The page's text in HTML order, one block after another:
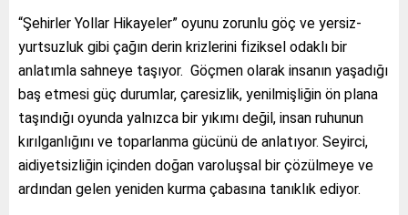
“Şehirler Yollar Hikayeler” oyunu zorunlu göç ve yersiz-
yurtsuzluk gibi çağın derin krizlerini fiziksel odaklı bir
anlatımla sahneye taşıyor. Göçmen olarak insanın yaşadığı
baş etmesi güç durumlar, çaresizlik, yenilmişliğin ön plana
taşındığı oyunda yalnızca bir yıkımı değil, insan ruhunun
kırılganlığını ve toparlanma gücünü de anlatıyor. Seyirci,
aidiyetsizliğin içinden doğan varoluşsal bir çözülmeye ve
ardından gelen yeniden kurma çabasına tanıklık ediyor.